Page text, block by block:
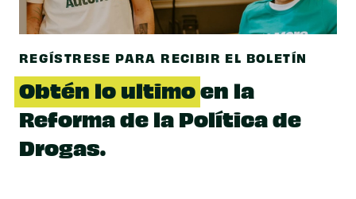
REGÍSTRESE PARA RECIBIR EL BOLETÍN
Obtén lo ultimoen la
Reforma de la Política de
Drogas.